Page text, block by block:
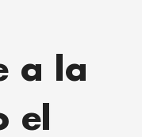
a la
el